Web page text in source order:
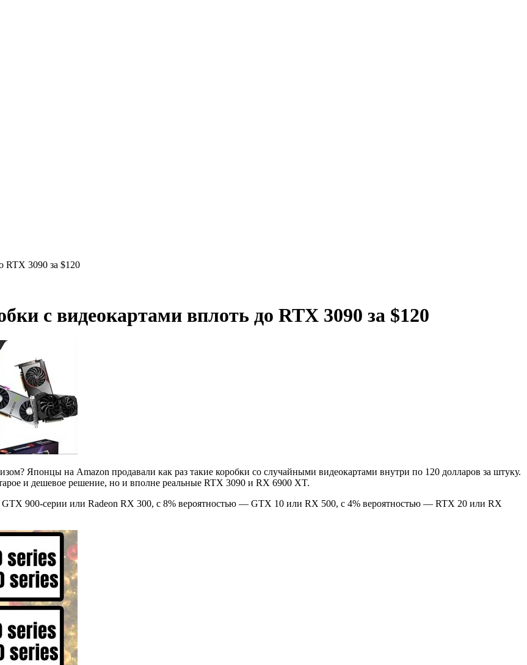
RTX 3090 за $120
с видеокартами вплоть до RTX 3090 за $120
Японцы на Amazon продавали как раз такие коробки со случайными видеокартами внутри по 120 долларов за штуку.
и дешевое решение, но и вполне реальные RTX 3090 и RX 6900 XT.
900-серии или Radeon RX 300, с 8% вероятностью — GTX 10 или RX 500, с 4% вероятностью — RTX 20 или RX